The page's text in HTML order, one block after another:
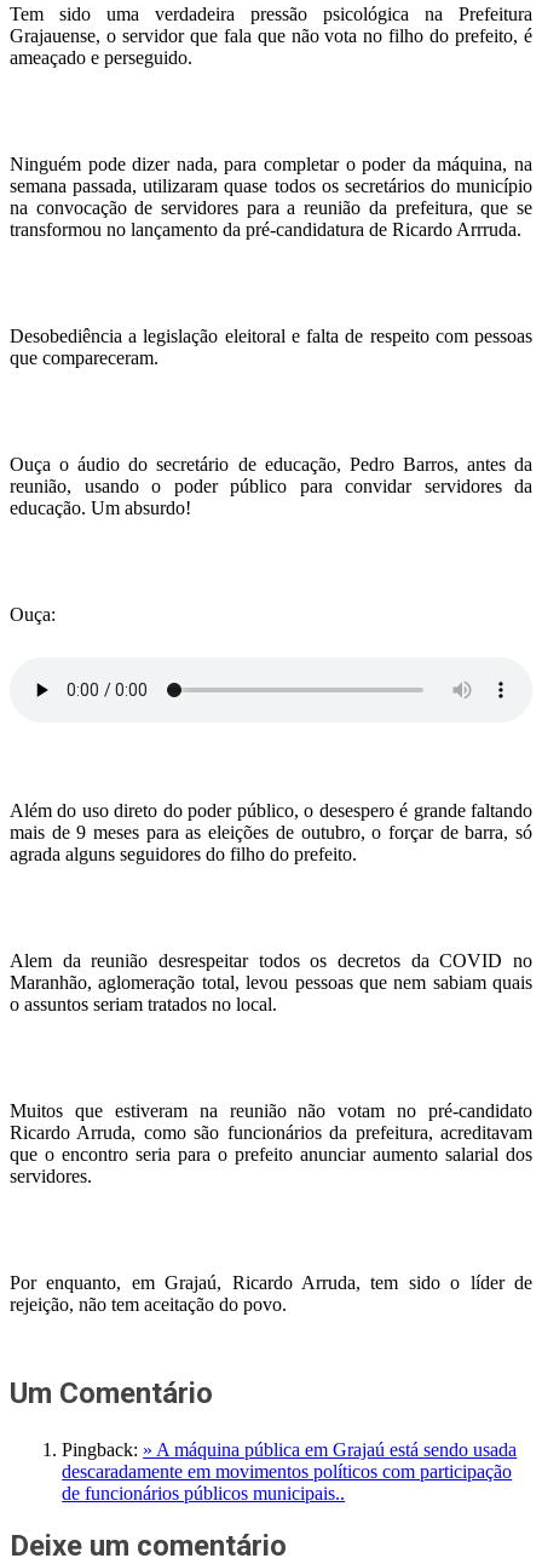
Tem sido uma verdadeira pressão psicológica na Prefeitura
Grajauense, o servidor que fala que não vota no filho do prefeito, é
ameaçado e perseguido.
Ninguém pode dizer nada, para completar o poder da máquina, na
semana passada, utilizaram quase todos os secretários do município
na convocação de servidores para a reunião da prefeitura, que se
transformou no lançamento da pré-candidatura de Ricardo Arrruda.
Desobediência a legislação eleitoral e falta de respeito com pessoas
que compareceram.
Ouça o áudio do secretário de educação, Pedro Barros, antes da
reunião, usando o poder público para convidar servidores da
educação. Um absurdo!
Ouça:
Além do uso direto do poder público, o desespero é grande faltando
mais de 9 meses para as eleições de outubro, o forçar de barra, só
agrada alguns seguidores do filho do prefeito.
Alem da reunião desrespeitar todos os decretos da COVID no
Maranhão, aglomeração total, levou pessoas que nem sabiam quais
o assuntos seriam tratados no local.
Muitos que estiveram na reunião não votam no pré-candidato
Ricardo Arruda, como são funcionários da prefeitura, acreditavam
que o encontro seria para o prefeito anunciar aumento salarial dos
servidores.
Por enquanto, em Grajaú, Ricardo Arruda, tem sido o líder de
rejeição, não tem aceitação do povo.
Um Comentário
Pingback: » A máquina pública em Grajaú está sendo usada
descaradamente em movimentos políticos com participação
de funcionários públicos municipais..
Deixe um comentário